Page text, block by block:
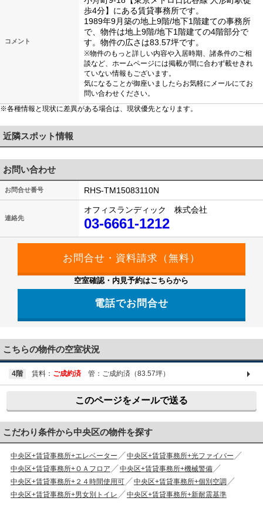
コメント
歩4分】にある賃貸事務所です。
1989年9月築の地上9階/地下1階建ての事務所
で、物件は地上9階/地下1階建ての4階部分で
す。物件の広さは83.57坪です。
※物件のもっと詳しい内容や入居時期、諸条件のご相
談など、ホームページには掲載が間に合わず載せきれ
ていない情報もございます。
気になることが御座いましたらお気軽にメールにてお
問い合わせください。
※各種情報と現状に差異がある場合は、現状優先となります。
近隣スポット情報
お問い合わせ
お問合せ番号 RHS-TM15083110N
連絡先
オフィスランディック 株式会社
03-6661-1212
空室確認・内見予約はこちらから
電話でお問合せ
こちらの物件の空室状況
4階 賃料： ご成約済 管：ご成約済（83.57坪）
このページをメールで送る
こだわり条件から中央区の物件を探す
中央区+賃貸事務所+エレベーター
中央区+賃貸事務所+光ファイバー
中央区+賃貸事務所+ＯＡフロア
中央区+賃貸事務所+機械警備
中央区+賃貸事務所+２４時間使用可
中央区+賃貸事務所+個別空調
中央区+賃貸事務所+男女別トイレ
中央区+賃貸事務所+新耐震基準